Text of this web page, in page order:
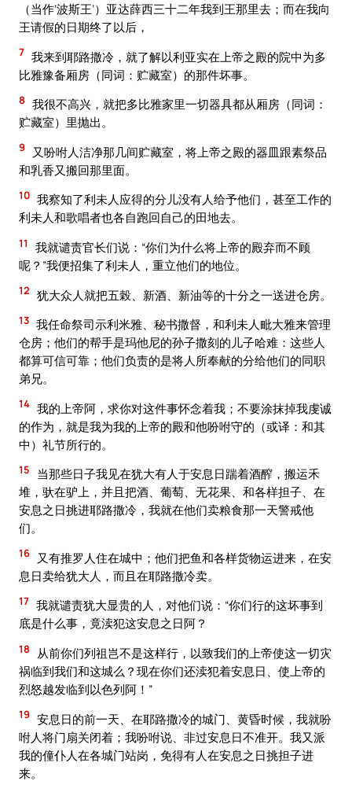
（当作‘波斯王’）亚达薛西三十二年我到王那里去；而在我向
王请假的日期终了以后，
7 我来到耶路撒冷，就了解以利亚实在上帝之殿的院中为多
比雅豫备厢房（同词：贮藏室）的那件坏事。
8 我很不高兴，就把多比雅家里一切器具都从厢房（同词：
贮藏室）里抛出。
9
又吩咐人洁净那几间贮藏室，将上帝之殿的器皿跟素祭品
和乳香又搬回那里面。
10 我察知了利未人应得的分儿没有人给予他们，甚至工作的
利未人和歌唱者也各自跑回自己的田地去。
11
我就谴责官长们说：“你们为什么将上帝的殿弃而不顾
呢？”我便招集了利未人，重立他们的地位。
12 犹大众人就把五榖、新酒、新油等的十分之一送进仓房。
13 我任命祭司示利米雅、秘书撒督，和利未人毗大雅来管理
仓房；他们的帮手是玛他尼的孙子撒刻的儿子哈难：这些人
都算可信可靠；他们负责的是将人所奉献的分给他们的同职
弟兄。
14 我的上帝阿，求你对这件事怀念着我；不要涂抹掉我虔诚
的作为，就是我为我的上帝的殿和他吩咐守的（或译：和其
中）礼节所行的。
15
当那些日子我见在犹大有人于安息日踹着酒醡，搬运禾
堆，驮在驴上，并且把酒、葡萄、无花果、和各样担子、在
安息之日挑进耶路撒冷，我就在他们卖粮食那一天警戒他
们。
16
又有推罗人住在城中；他们把鱼和各样货物运进来，在安
息日卖给犹大人，而且在耶路撒冷卖。
17 我就谴责犹大显贵的人，对他们说：“你们行的这坏事到
底是什么事，竟渎犯这安息之日阿？
18
从前你们列祖岂不是这样行，以致我们的上帝使这一切灾
祸临到我们和这城么？现在你们还渎犯着安息日、使上帝的
烈怒越发临到以色列阿！”
19 安息日的前一天、在耶路撒冷的城门、黄昏时候，我就吩
咐人将门扇关闭着；我吩咐说、非过安息日不准开。我又派
我的僮仆人在各城门站岗，免得有人在安息之日挑担子进
来。